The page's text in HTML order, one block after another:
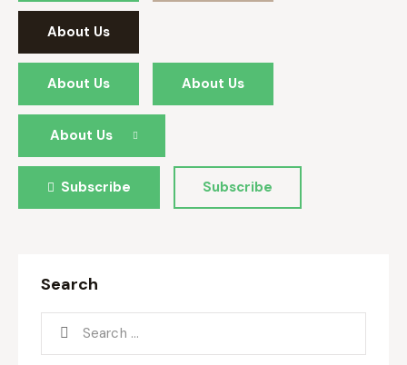
About Us
About Us About Us
About Us
Subscribe Subscribe
Search